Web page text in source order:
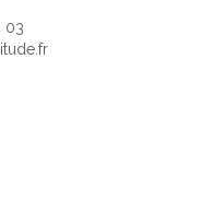
03